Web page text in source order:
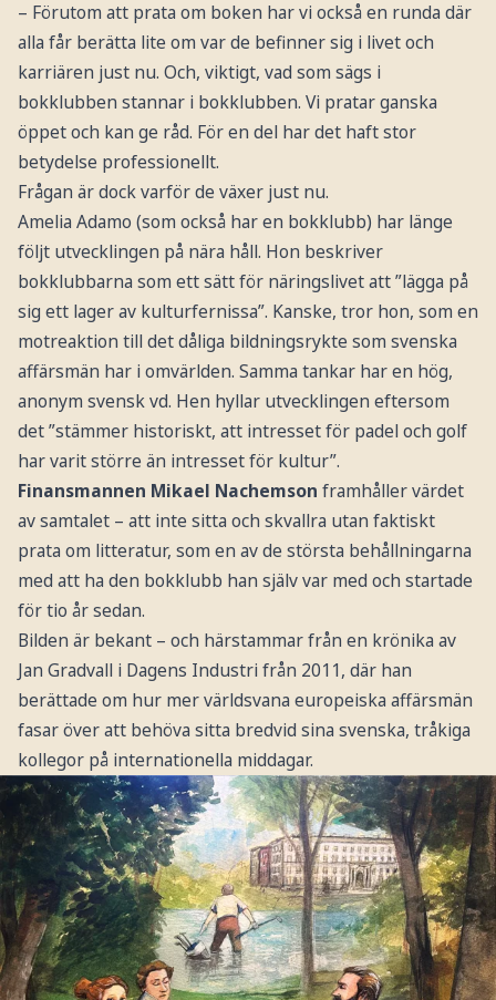
– Förutom att prata om boken har vi också en runda där
alla får berätta lite om var de befinner sig i livet och
karriären just nu. Och, viktigt, vad som sägs i
bokklubben stannar i bokklubben. Vi pratar ganska
öppet och kan ge råd. För en del har det haft stor
betydelse professionellt.
Frågan är dock varför de växer just nu.
Amelia Adamo (som också har en bokklubb) har länge
följt utvecklingen på nära håll. Hon beskriver
bokklubbarna som ett sätt för näringslivet att ”lägga på
sig ett lager av kulturfernissa”. Kanske, tror hon, som en
motreaktion till det dåliga bildningsrykte som svenska
affärsmän har i omvärlden. Samma tankar har en hög,
anonym svensk vd. Hen hyllar utvecklingen eftersom
det ”stämmer historiskt, att intresset för padel och golf
har varit större än intresset för kultur”.
Finansmannen Mikael Nachemson framhåller värdet
av samtalet – att inte sitta och skvallra utan faktiskt
prata om litteratur, som en av de största behållningarna
med att ha den bokklubb han själv var med och startade
för tio år sedan.
Bilden är bekant – och härstammar från en krönika av
Jan Gradvall i Dagens Industri från 2011, där han
berättade om hur mer världsvana europeiska affärsmän
fasar över att behöva sitta bredvid sina svenska, tråkiga
kollegor på internationella middagar.